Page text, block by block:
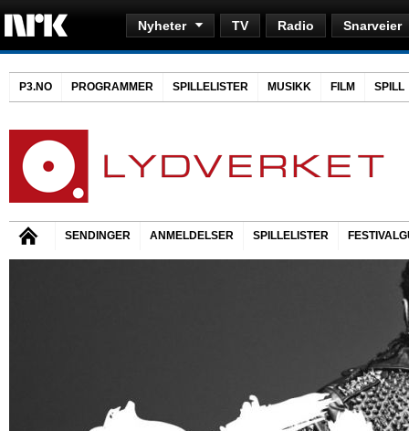
Nyheter TV Radio Snarveier
P3.NO PROGRAMMER SPILLELISTER MUSIKK FILM SPILL
SENDINGER ANMELDELSER SPILLELISTER